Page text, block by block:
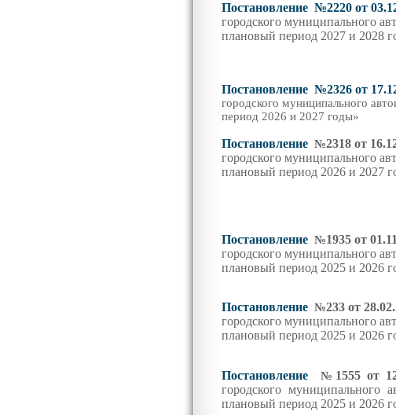
Постановление №2220 от
городского муниципального
плановый период 2027 и 2028
Постановление №2326 от
городского муниципального
период 2026 и 2027 годы»
Постановление №2318 от 16.
городского муниципального
плановый период 2026 и 2027
Постановление №1935 от 01.11
городского муниципального
плановый период 2025 и 2026
Постановление №233 от 28.02
городского муниципального
плановый период 2025 и 2026
Постановление № 1555 от
городского муниципального
плановый период 2025 и 2026